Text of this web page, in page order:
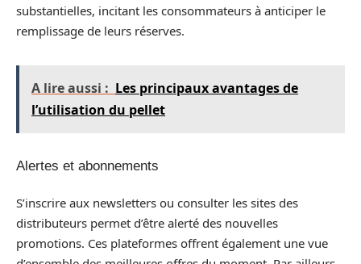
substantielles, incitant les consommateurs à anticiper le
remplissage de leurs réserves.
A lire aussi : Les principaux avantages de
l’utilisation du pellet
Alertes et abonnements
S’inscrire aux newsletters ou consulter les sites des
distributeurs permet d’être alerté des nouvelles
promotions. Ces plateformes offrent également une vue